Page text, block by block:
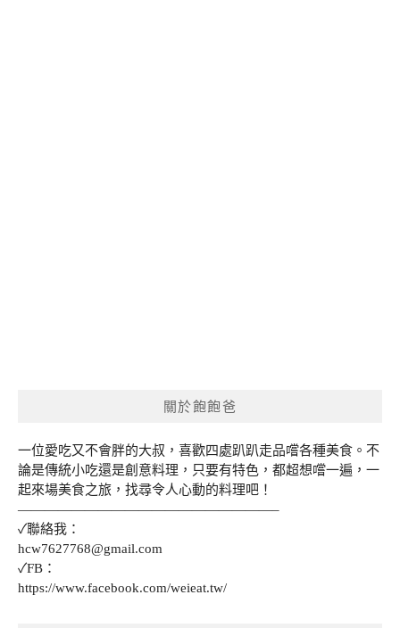
關於飽飽爸
一位愛吃又不會胖的大叔，喜歡四處趴趴走品嚐各種美食。不
論是傳統小吃還是創意料理，只要有特色，都超想嚐一遍，一
起來場美食之旅，找尋令人心動的料理吧！
———————————————————–
✓聯絡我：
hcw7627768@gmail.com
✓FB：
https://www.facebook.com/weieat.tw/